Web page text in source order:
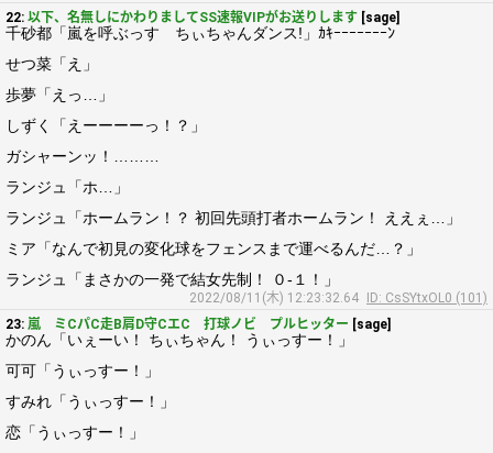
22: 以下、名無しにかわりましてSS速報VIPがお送りします [sage]
千砂都「嵐を呼ぶっす ちぃちゃんダンス!」ｶｷｰｰｰｰｰｰｰﾝ
せつ菜「え」
歩夢「えっ…」
しずく「えーーーーっ！？」
ガシャーンッ！………
ランジュ「ホ…」
ランジュ「ホームラン！？ 初回先頭打者ホームラン！ ええぇ…」
ミア「なんで初見の変化球をフェンスまで運べるんだ…？」
ランジュ「まさかの一発で結女先制！ ０-１！」
2022/08/11(木) 12:23:32.64
ID: CsSYtxOL0 (101)
23: 嵐 ミCパC走B肩D守CエC 打球ノビ プルヒッター [sage]
かのん「いぇーい！ ちぃちゃん！ うぃっすー！」
可可「うぃっすー！」
すみれ「うぃっすー！」
恋「うぃっすー！」